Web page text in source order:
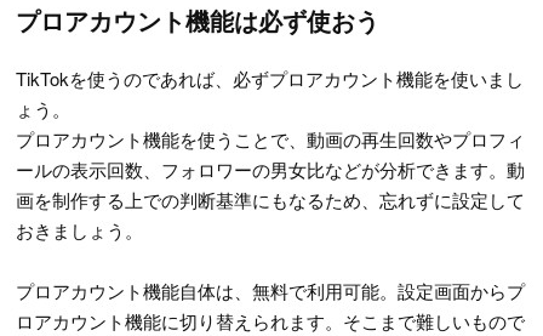
プロアカウント機能は必ず使おう
TikTokを使うのであれば、必ずプロアカウント機能を使いまし
ょう。
プロアカウント機能を使うことで、動画の再生回数やプロフィ
ールの表示回数、フォロワーの男女比などが分析できます。動
画を制作する上での判断基準にもなるため、忘れずに設定して
おきましょう。
プロアカウント機能自体は、無料で利用可能。設定画面からプ
ロアカウント機能に切り替えられます。そこまで難しいもので